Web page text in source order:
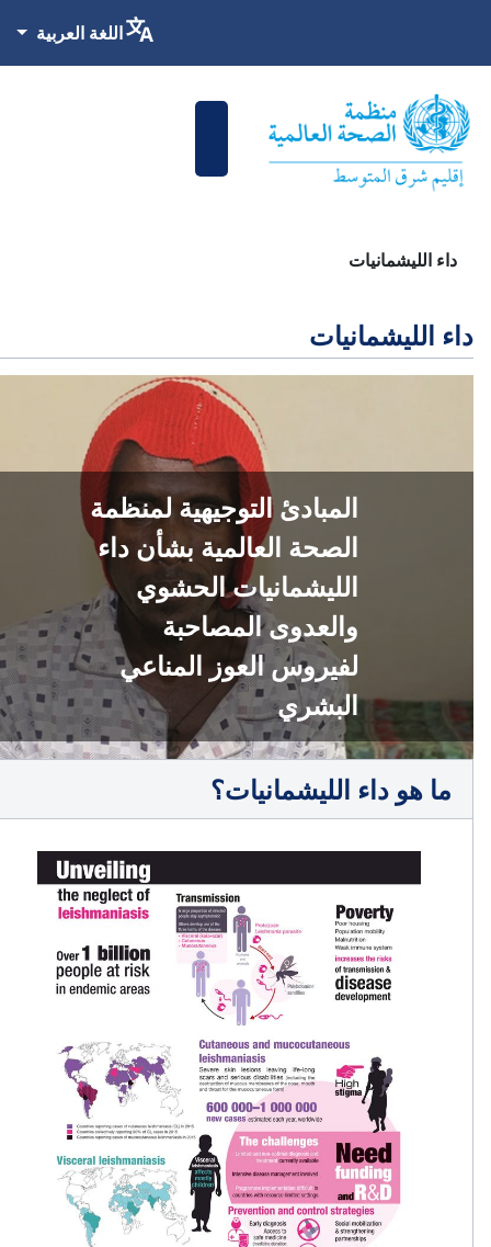
اختر لغتك
اللغة العربية
داء الليشمانيات
داء الليشمانيات
المبادئ التوجيهية لمنظمة
الصحة العالمية بشأن داء
الليشمانيات الحشوي
والعدوى المصاحبة
لفيروس العوز المناعي
البشري
ما هو داء الليشمانيات؟